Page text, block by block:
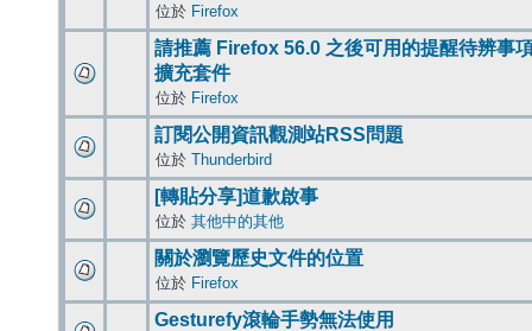
位於 Firefox
請推薦 Firefox 56.0 之後可用的提醒待辨事
擴充套件
位於 Firefox
訂閱公開資訊觀測站RSS問題
位於 Thunderbird
[轉貼分享]道歉啟事
位於 其他中的其他
關於瀏覽歷史文件的位置
位於 Firefox
Gesturefy滾輪手勢無法使用